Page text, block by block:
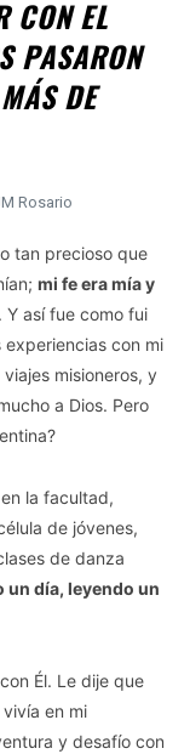
CON EL
PASARON
DE
Rosario
tan precioso que
mi fe era mía y
. Y así fue como fui
con mi
misioneros, y
a Dios. Pero
la facultad,
de jóvenes,
de danza
un día, leyendo un
Él. Le dije que
en mi
y desafío con